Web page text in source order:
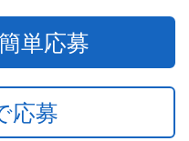
単応募
応募